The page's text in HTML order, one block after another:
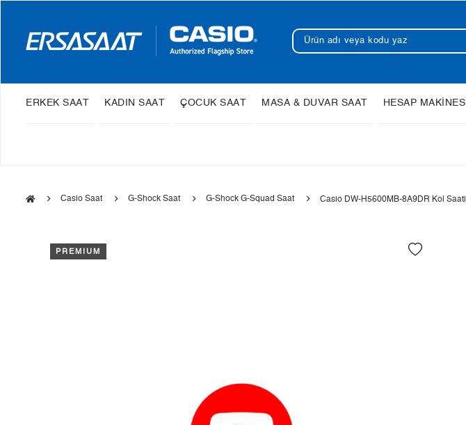
ERKEK SAAT KADIN SAAT ÇOCUK SAAT MASA & DUVAR SAAT HESAP MAKİNESİ
Casio Saat G-Shock Saat G-Shock G-Squad Saat Casio DW-H5600MB-8A9DR Kol Saati
PREMIUM